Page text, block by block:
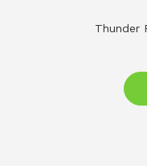
Thunder